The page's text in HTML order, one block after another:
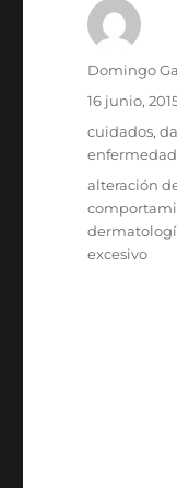
Autor
Domingo
Publicado
16 junio,
Categorías
cuidados,
Etiquetas
alteración
excesivo